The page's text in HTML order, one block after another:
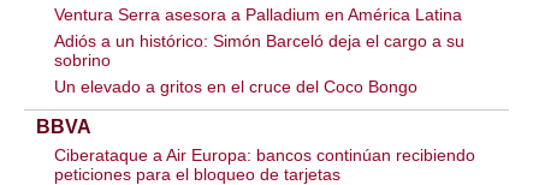
Ventura Serra asesora a Palladium en América Latina
Adiós a un histórico: Simón Barceló deja el cargo a su
sobrino
Un elevado a gritos en el cruce del Coco Bongo
BBVA
Ciberataque a Air Europa: bancos continúan recibiendo
peticiones para el bloqueo de tarjetas